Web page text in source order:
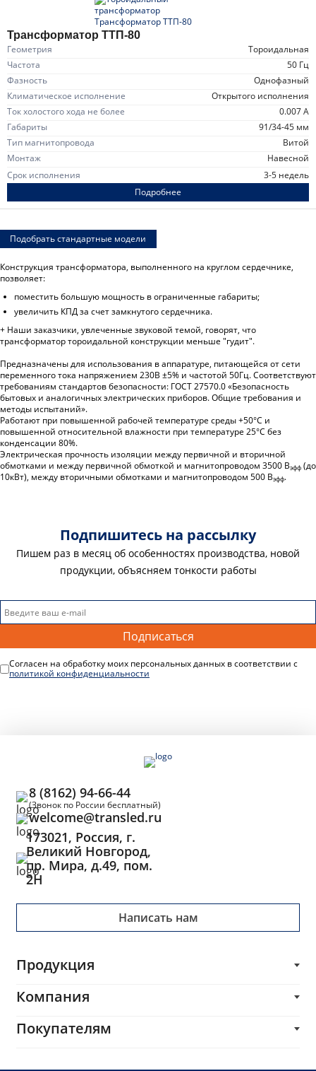
Трансформатор ТТП-80
Геометрия
тороидальная
Частота
50 Гц
Фазность
однофазный
Климатическое исполнение
открытого исполнения
Ток холостого хода не более
0.007 А
Габариты
91/34-45 мм
Тип магнитопровода
витой
Монтаж
навесной
Срок исполнения
3-5 недель
Подробнее
Подобрать стандартные модели
Конструкция трансформатора, выполненного на круглом сердечнике,
позволяет:
поместить большую мощность в ограниченные габариты;
увеличить КПД за счет замкнутого сердечника.
+ Наши заказчики, увлеченные звуковой темой, говорят, что
трансформатор тороидальной конструкции меньше "гудит".
Предназначены для использования в аппаратуре, питающейся от сети
переменного тока напряжением 230В ±5% и частотой 50Гц. Соответствуют
требованиям стандартов безопасности: ГОСТ 27570.0 «Безопасность
бытовых и аналогичных электрических приборов. Общие требования и
методы испытаний».
Работают при повышенной рабочей температуре среды +50°C и
повышенной относительной влажности при температуре 25°C без
конденсации 80%.
Электрическая прочность изоляции между первичной и вторичной
обмотками и между первичной обмоткой и магнитопроводом 3500 Вэфф (до
10кВт), между вторичными обмотками и магнитопроводом 500 Вэфф.
Подпишитеcь на рассылку
Пишем раз в месяц об особенностях производства, новой
продукции, объясняем тонкости работы
Подписаться
Согласен на обработку моих персональных данных в соответствии с
политикой конфиденциальности
Продукция
Трансформаторы
Импульсные трансформаторы и дроссели
Компания
О компании
Услуги
Покупателям
8 (8162) 94-66-44
(Звонок по России бесплатный)
welcome@transled.ru
173021, Россия, г.
Великий Новгород,
пр. Мира, д.49, пом.
2Н
Написать нам